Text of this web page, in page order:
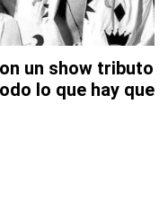
un show tributo
lo que hay que